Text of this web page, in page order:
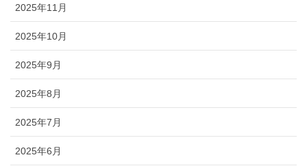
2025年11月
2025年10月
2025年9月
2025年8月
2025年7月
2025年6月